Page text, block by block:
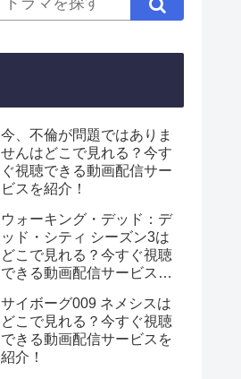
今、不倫が問題ではありま
せんはどこで見れる？今す
ぐ視聴できる動画配信サー
ビスを紹介！
ウォーキング・デッド：デ
ッド・シティ シーズン3は
どこで見れる？今すぐ視聴
できる動画配信サービスを
サイボーグ009 ネメシスは
どこで見れる？今すぐ視聴
できる動画配信サービスを
紹介！